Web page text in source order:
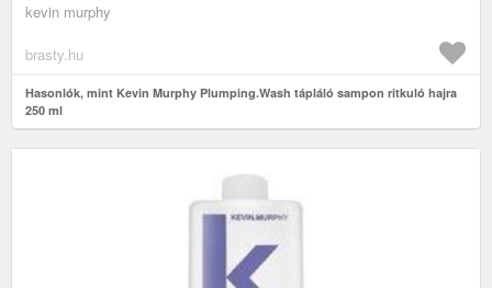
kevin murphy
brasty.hu
Hasonlók, mint Kevin Murphy Plumping.Wash tápláló sampon ritkuló hajra
250 ml